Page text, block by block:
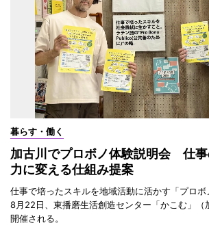
暮らす・働く
加古川でプロボノ体験説明会 仕
力に変える仕組み提案
仕事で培ったスキルを地域活動に活かす「プロ
8月22日、東播磨生活創造センター「かこむ」（
開催される。